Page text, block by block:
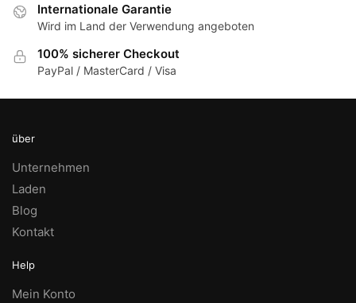
Internationale Garantie
Wird im Land der Verwendung angeboten
100% sicherer Checkout
PayPal / MasterCard / Visa
über
Unternehmen
Laden
Blog
Kontakt
Help
Mein Konto